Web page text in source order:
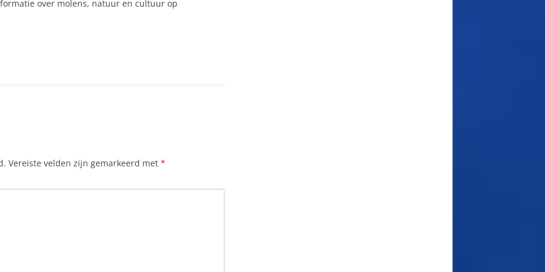
over molens, natuur en cultuur op
Vereiste velden zijn gemarkeerd met *